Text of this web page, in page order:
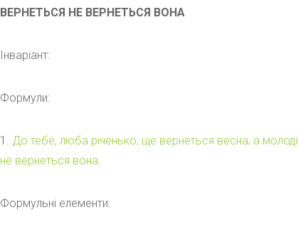
ВЕРНЕТЬСЯ НЕ ВЕРНЕТЬСЯ ВОНА
Інваріант:
Формули:
1. До тебе, люба річенько, ще вернеться весна, а
не вернеться вона.
Формульні елементи: